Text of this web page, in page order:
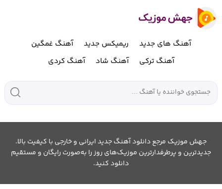
آهنگ های جدید ریمیکس جدید
آهنگ غمگین
آهنگ ترکی
آهنگ شاد آهنگ کردی
جهش موزیک مرجع دانلود آهنگ جدید ایرانی و خارجی با کیفیت بالا.
جدیدترین و پرطرفدارترین موزیک‌های روز را به‌صورت رایگان و مستقیم
دانلود کنید.